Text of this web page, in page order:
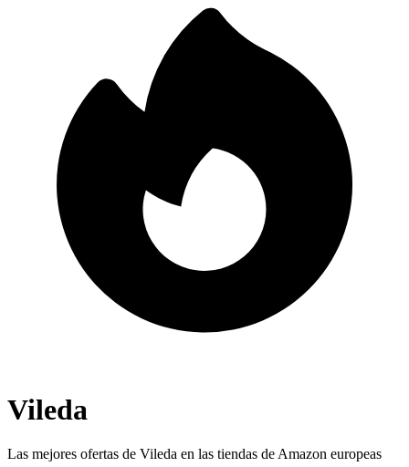
Vileda
Las mejores ofertas de Vileda en las tiendas de Amazon europeas